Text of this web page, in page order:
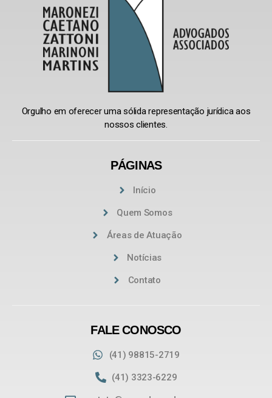
Orgulho em oferecer uma sólida representação jurídica aos
nossos clientes.
PÁGINAS
Início
Quem Somos
Áreas de Atuação
Notícias
Contato
FALE CONOSCO
(41) 98815-2719
(41) 3323-6229